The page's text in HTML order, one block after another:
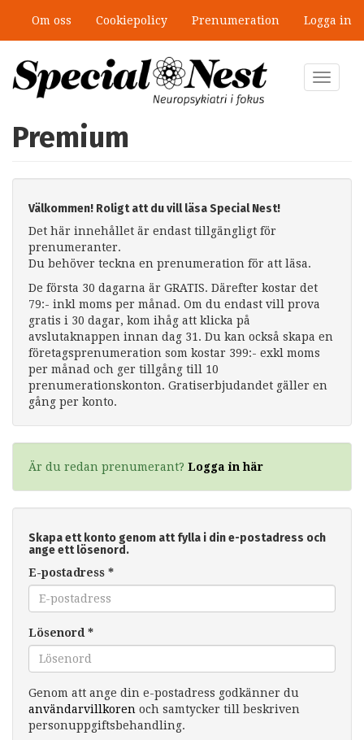
huvudinnehåll
Om oss Cookiepolicy Prenumeration Logga in
Toggle
Premium
Välkommen! Roligt att du vill läsa Special Nest!
Det här innehållet är endast tillgängligt för
prenumeranter.
Du behöver teckna en prenumeration för att läsa.
De första 30 dagarna är GRATIS. Därefter kostar det
79:- inkl moms per månad. Om du endast vill prova
gratis i 30 dagar, kom ihåg att klicka på
avslutaknappen innan dag 31. Du kan också skapa en
företagsprenumeration som kostar 399:- exkl moms
per månad och ger tillgång till 10
prenumerationskonton. Gratiserbjudandet gäller en
gång per konto.
Är du redan prenumerant? Logga in här
Skapa ett konto genom att fylla i din e-postadress och
ange ett lösenord.
E-postadress *
Lösenord *
Genom att ange din e-postadress godkänner du
användarvillkoren och samtycker till beskriven
personuppgiftsbehandling.